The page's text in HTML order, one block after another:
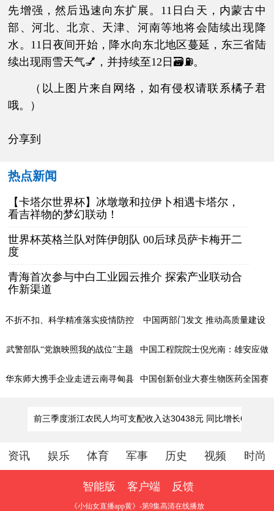
先增强，然后迅速向东扩展。11日白天，内蒙古中
部、河北、北京、天津、河南等地将会陆续出现降
水。11日夜间开始，降水向东北地区蔓延，东三省陆
续出现雨雪天气💅，并持续至12日🗃⛽。
（以上图片来自网络，如有侵权请联系橘子君
哦。）
分享到
热点新闻
【卡塔尔世界杯】冰墩墩和拉伊卜相遇卡塔尔，
看吉祥物的梦幻联动！
世界杯英格兰队对阵伊朗队 00后球员萨卡梅开二
度
青海首次参与中白工业园云推介 探索产业联动合
作新渠道
不折不扣、科学精准落实疫情防控 中国两部门发文 推动高质量建设
武警部队“党旗映照我的战位”主题
中国工程院院士倪光南：雄安应做
华东师大携手企业走进云南寻甸县
中国创新创业大赛生物医药全国赛
资讯 娱乐 体育 军事 历史 视频 时尚
智能版 客户端 反馈
《小仙女直播app黄》-第9集高清在线播放